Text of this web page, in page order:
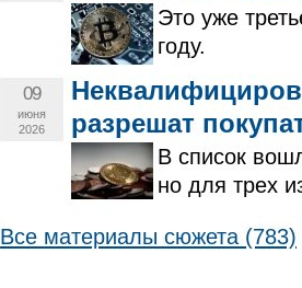
Это уже
году.
09
июня
2026
разрешат
В список
но для трех
Все материалы сюжета (783)